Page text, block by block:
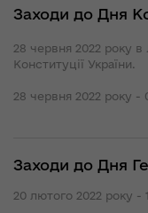
Заходи до Дня
28 червня 2022 року
Конституції України.
28 червня 2022 року -
Заходи до Дня
20 лютого 2022 року -